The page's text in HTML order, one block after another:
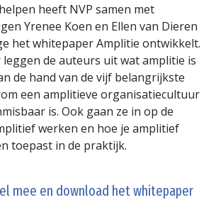
heeft NVP samen met
Yrenee Koen en Ellen van Dieren
het whitepaper Amplitie ontwikkelt.
de auteurs uit wat amplitie is
de hand van de vijf belangrijkste
een amplitieve organisatiecultuur
is. Ook gaan ze in op de
werken en hoe je amplitief
toepast in de praktijk.
mee en download het whitepaper